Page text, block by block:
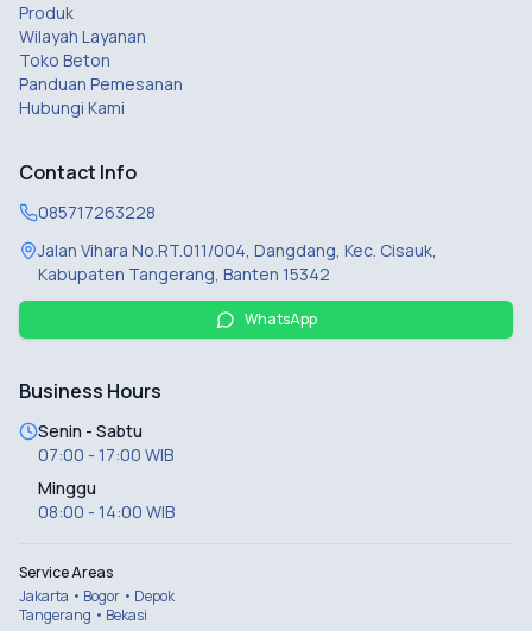
Produk
Wilayah Layanan
Toko Beton
Panduan Pemesanan
Hubungi Kami
Contact Info
085717263228
Jalan Vihara No.RT.011/004, Dangdang, Kec. Cisauk,
Kabupaten Tangerang, Banten 15342
WhatsApp
Business Hours
Senin - Sabtu
07:00 - 17:00 WIB
Minggu
08:00 - 14:00 WIB
Service Areas
Jakarta • Bogor • Depok
Tangerang • Bekasi